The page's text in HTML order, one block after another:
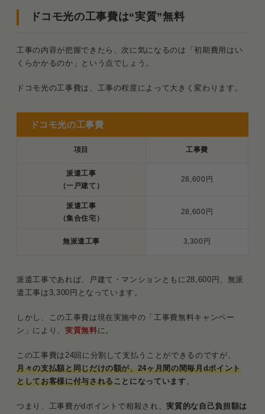
ドコモ光の工事費は“実質”無料
工事の内容が把握できたら、次に気になるのは「初期費用はい
くらかかるのか」という点でしょう。
ドコモ光の工事費は、工事の程度によって大きく変わります。
項目 工事費
派遣工事
（一戸建て）
28,600円
派遣工事
（集合住宅）
28,600円
無派遣工事 3,300円
ドコモ光の工事費
派遣工事であれば、戸建て・マンションともに28,600円、無派
遣工事は3,300円となっています。
しかし、この工事費は現在実施中の「工事費無料キャンペー
ン」により、 実質無料に。
この工事費は24回に分割して支払うことができるのですが、
月々の支払額と同じだけの額が、24ヶ月間の間毎月dポイント
としてお客様に付与されることになっています。
つまり、工事費がdポイントで相殺され、実質的な自己負担額は